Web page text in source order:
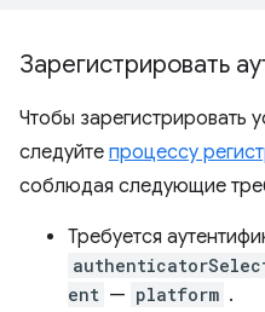
Зарегистрировать
Чтобы зарегистрировать
следуйте процессу
соблюдая следующие
Требуется
ent — platform .